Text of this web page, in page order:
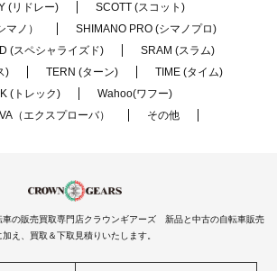
(リドレー)
SCOTT (スコット)
ノ）
SHIMANO PRO (シマノプロ)
(スペシャライズド)
SRAM (スラム)
)
TERN (ターン)
TIME (タイム)
(トレック)
Wahoo(ワフー)
（エクスプローバ）
その他
車の販売買取専門店クラウンギアーズ 新品と中古の自転車販売
加え、買取＆下取見積りいたします。